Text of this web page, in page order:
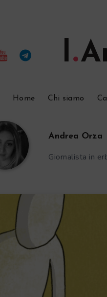
l
Home Chi siamo
Andrea Orza
Giornalista in